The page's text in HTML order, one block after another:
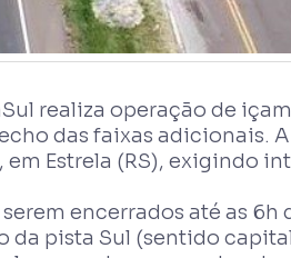
realiza operação de
das faixas adicionais.
Estrela (RS), exigindo
encerrados até as 6h
da pista Sul (sentido